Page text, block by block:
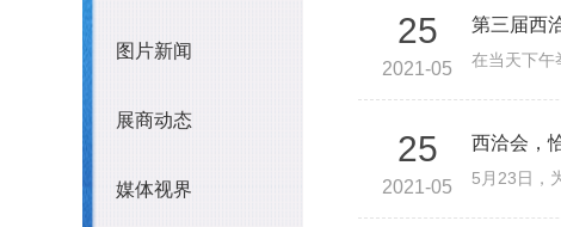
图片新闻
展商动态
媒体视界
25
2021-05
第三届西
25
2021-05
西洽会，